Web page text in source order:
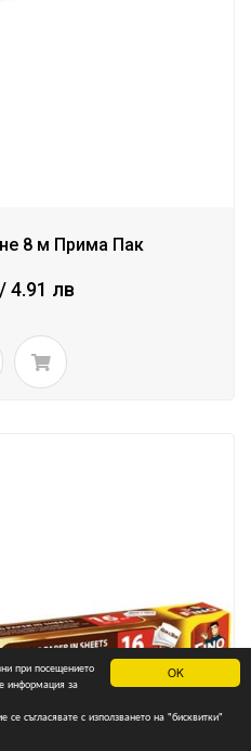
OK
при посещението
информация за
съгласявате с използването на "бисквитки"
8 м Прима Пак
4.91 лв